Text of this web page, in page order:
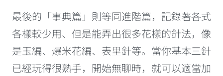
最後的「事典篇」則等同進階篇，記錄著各式
各樣較少用、但是能弄出很多花樣的針法，像
是玉編、爆米花編、表里針等。當你基本三針
已經玩得很熟手，開始無聊時，就可以適當加